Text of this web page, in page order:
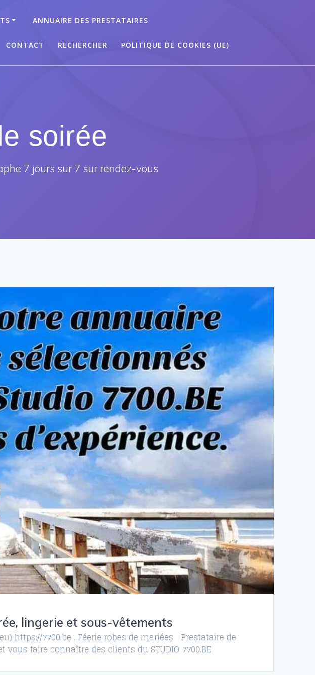
ANNUAIRE DES PRESTATAIRES
CONTACT RECHERCHER POLITIQUE DE COOKIES (UE)
soirée
7 jours sur 7 sur rendez-vous
lingerie et sous-vêtements
https://7700.be . Féerie robes de mariées Prestataire de
faire connaître des clients du STUDIO 7700.BE